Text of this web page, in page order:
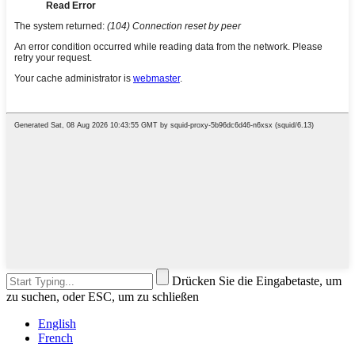
Drücken Sie die Eingabetaste, um
zu suchen, oder ESC, um zu schließen
English
French